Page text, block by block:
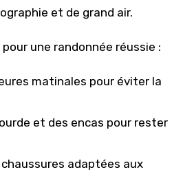
et de grand air.
une randonnée réussie :
matinales pour éviter la
et des encas pour rester
adaptées aux